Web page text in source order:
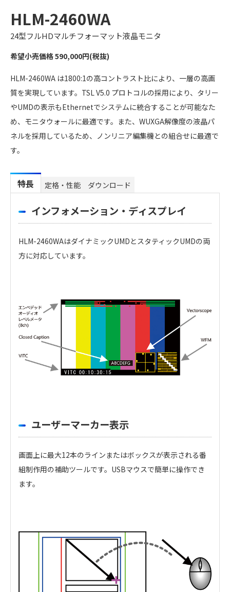
HLM-2460WA
24型フルHDマルチフォーマット液晶モニタ
希望小売価格 590,000円(税抜)
HLM-2460WA は1800:1の高コントラスト比により、一層の高画
質を実現しています。TSL V5.0 プロトコルの採用により、タリー
やUMDの表示もEthernetでシステムに統合することが可能なた
め、モニタウォールに最適です。また、WUXGA解像度の液晶パ
ネルを採用しているため、ノンリニア編集機との組合せに最適で
す。
特長 定格・性能 ダウンロード
インフォメーション・ディスプレイ
HLM-2460WAはダイナミックUMDとスタティックUMDの両
方に対応しています。
ユーザーマーカー表示
画面上に最大12本のラインまたはボックスが表示される番
組制作用の補助ツールです。USBマウスで簡単に操作でき
ます。